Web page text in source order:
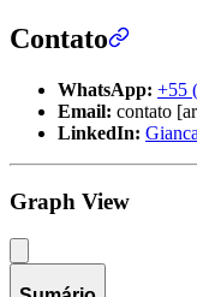
Contato
WhatsApp: +55
Email: contato
LinkedIn:
Graph View